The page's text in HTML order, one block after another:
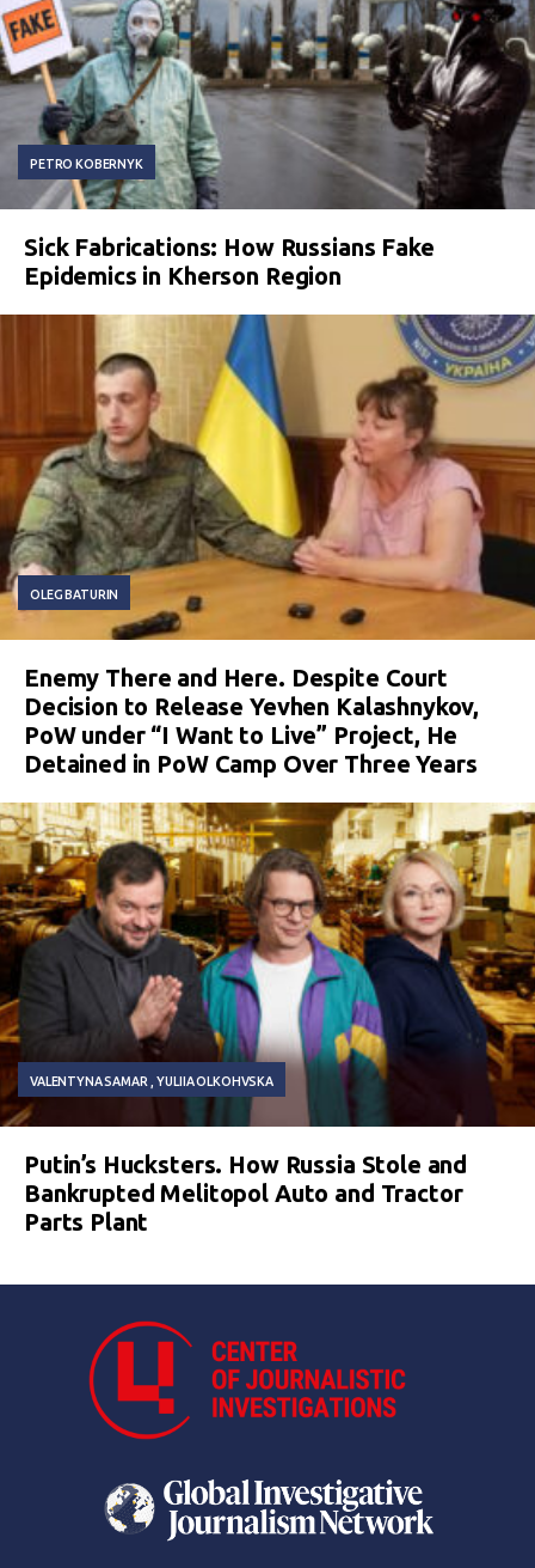
PETRO KOBERNYK
Sick Fabrications: How Russians Fake
Epidemics in Kherson Region
OLEG BATURIN
Enemy There and Here. Despite Court
Decision to Release Yevhen Kalashnykov,
PoW under “I Want to Live” Project, He
Detained in PoW Camp Over Three Years
VALENTYNA SAMAR YULIIA OLKOHVSKA
Putin’s Hucksters. How Russia Stole and
Bankrupted Melitopol Auto and Tractor
Parts Plant